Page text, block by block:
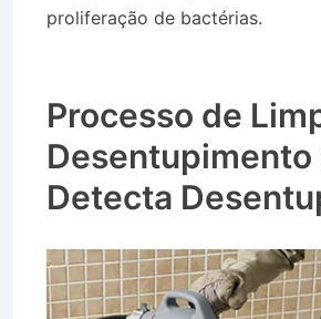
proliferação de bactérias.
Processo de
Desentupimento
Detecta